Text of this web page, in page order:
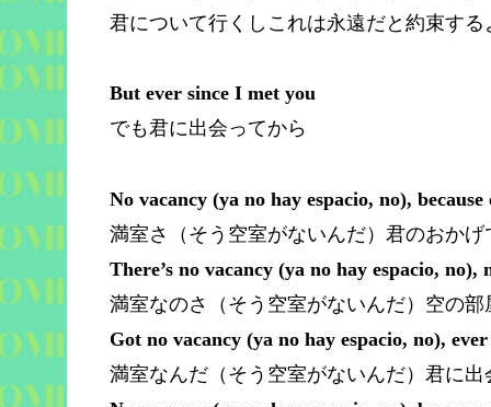
君について行くしこれは永遠だと約束する
But ever since I met you
でも君に出会ってから
No vacancy (ya no hay espacio, no), because
満室さ（そう空室がないんだ）君のおかげ
There’s no vacancy (ya no hay espacio, no),
満室なのさ（そう空室がないんだ）空の部
Got no vacancy (ya no hay espacio, no),
満室なんだ（そう空室がないんだ）君に出